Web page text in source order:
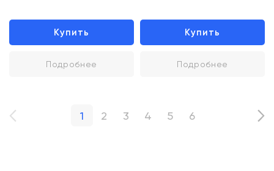
Купить
Подробнее
Купить
Подробнее
1 2 3 4 5 6